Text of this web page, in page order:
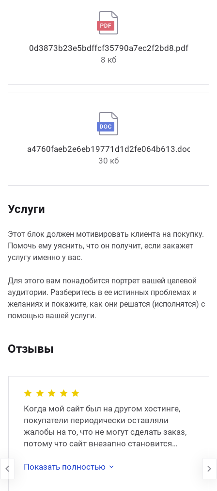
0d3873b23e5bdffcf35790a7ec2f2bd8.pdf
8 кб
a4760faeb2e6eb19771d1d2fe064b613.docx
30 кб
Услуги
Этот блок должен мотивировать клиента на покупку.
Помочь ему уяснить, что он получит, если закажет
услугу именно у вас.
Для этого вам понадобится портрет вашей целевой
аудитории. Разберитесь в ее истинных проблемах и
желаниях и покажите, как они решатся (исполнятся) с
помощью вашей услуги.
Отзывы
Когда мой сайт был на другом хостинге,
покупатели периодически оставляли
жалобы на то, что не могут сделать заказ,
потому что сайт внезапно становится
перенесён на
Показать полностью